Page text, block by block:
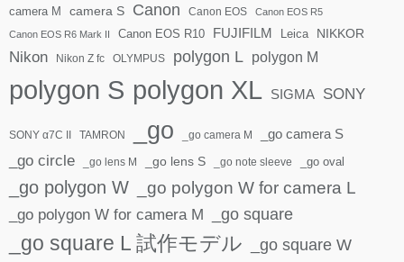
camera M camera S Canon Canon EOS Canon EOS R5
Canon EOS R6 Mark II Canon EOS R10 FUJIFILM Leica NIKKOR
Nikon Nikon Z fc OLYMPUS polygon L polygon M
polygon S polygon XL SIGMA SONY
SONY α7C II TAMRON _go _go camera M _go camera S
_go circle _go lens M _go lens S _go note sleeve _go oval
_go polygon W _go polygon W for camera L
_go polygon W for camera M _go square
_go square L 試作モデル _go square W